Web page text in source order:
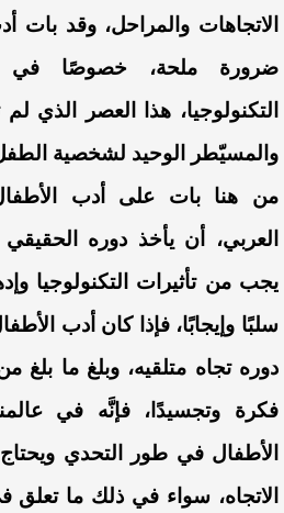
الاتجاهات والمراحل، وقد
ضرورة ملحة، خصوصًا في
التكنولوجيا، هذا العصر الذي
والمسيّطر الوحيد لشخصية
من هنا بات على أدب
العربي، أن يأخذ دوره
يجب من تأثيرات التكنولوجيا
سلبًا وإيجابًا، فإذا كان أدب
دوره تجاه متلقيه، وبلغ ما بلغ
فكرة وتجسيدًا، فإنَّه في
الأطفال في طور التحدي
الاتجاه، سواء في ذلك ما